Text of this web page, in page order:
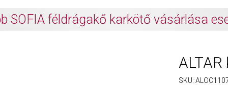
SABO: Gyűjtsön és spóroljon További
SKU: